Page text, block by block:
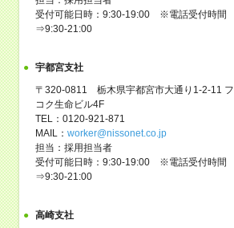
受付可能日時：9:30-19:00 ※電話受付時間
⇒9:30-21:00
宇都宮支社
〒320-0811 栃木県宇都宮市大通り1-2-11 フ
コク生命ビル4F
TEL：0120-921-871
MAIL： worker@nissonet.co.jp
担当：採用担当者
受付可能日時：9:30-19:00 ※電話受付時間
⇒9:30-21:00
高崎支社